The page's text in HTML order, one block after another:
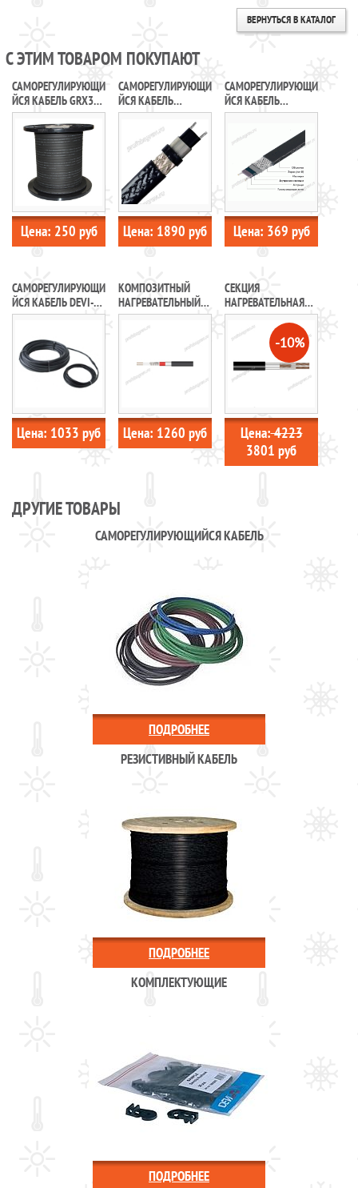
ВЕРНУТЬСЯ В КАТАЛОГ
С ЭТИМ ТОВАРОМ ПОКУПАЮТ
САМОРЕГУЛИРУЮЩИ
ЙСЯ КАБЕЛЬ GRX30-
2CR (UV) DECKER
Цена: 250 руб
САМОРЕГУЛИРУЮЩИ
ЙСЯ КАБЕЛЬ
THERMON RGS-2-PU
Цена: 1890 руб
САМОРЕГУЛИРУЮЩИ
ЙСЯ КАБЕЛЬ
FREEZSTOP
Цена: 369 руб
САМОРЕГУЛИРУЮЩИ
ЙСЯ КАБЕЛЬ DEVI-
ICEGUARD 18
Цена: 1033 руб
КОМПОЗИТНЫЙ
НАГРЕВАТЕЛЬНЫЙ
КАБЕЛЬ YSM2
Цена: 1260 руб
СЕКЦИЯ
НАГРЕВАТЕЛЬНАЯ
КАБЕЛЬНАЯ 20SHTL-
-10%
Цена:4223
3801 руб
ДРУГИЕ ТОВАРЫ
САМОРЕГУЛИРУЮЩИЙСЯ КАБЕЛЬ
ПОДРОБНЕЕ
РЕЗИСТИВНЫЙ КАБЕЛЬ
ПОДРОБНЕЕ
КОМПЛЕКТУЮЩИЕ
ПОДРОБНЕЕ